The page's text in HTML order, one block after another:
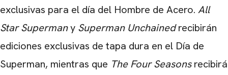
exclusivas para el día del Hombre de Acero. All
Star Supermany Superman Unchainedrecibirán
ediciones exclusivas de tapa dura en el Día de
Superman, mientras que The Four Seasonsrecibirá